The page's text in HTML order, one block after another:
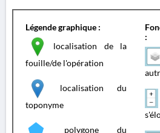
Légende graphique :
localisation de la
fouille/de l'opération
localisation du
toponyme
polygone du
: